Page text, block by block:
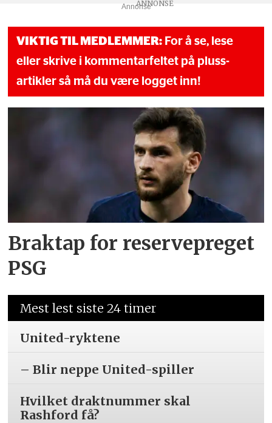
Annonse
VIKTIG TIL MEDLEMMER: For å se, lese
eller skrive i kommentarfeltet på pluss-
artikler så må du være logget inn!
Braktap for reservepreget
PSG
Mest lest siste 24 timer
United-ryktene
– Blir neppe United-spiller
Hvilket draktnummer skal
Rashford få?